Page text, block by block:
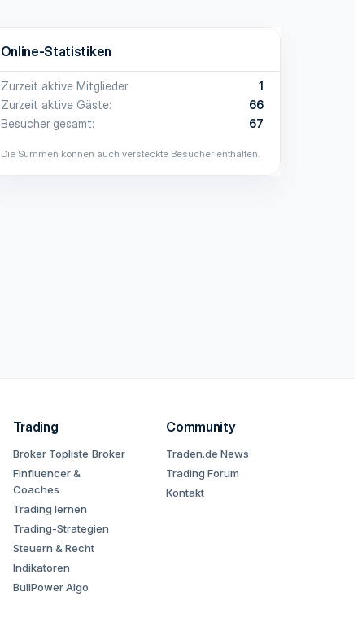
Online-Statistiken
Zurzeit aktive Mitglieder
1
Zurzeit aktive Gäste
66
Besucher gesamt
67
Die Summen können auch versteckte Besucher enthalten.
Trading
Broker Topliste Broker
Finfluencer &
Coaches
Trading lernen
Trading-Strategien
Steuern & Recht
Indikatoren
BullPower Algo
Community
Traden.de News
Trading Forum
Kontakt